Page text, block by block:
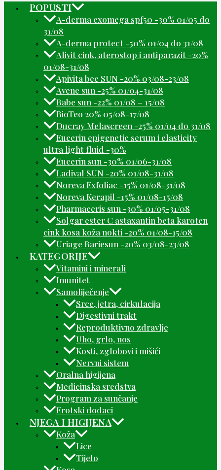
POPUSTI
A-derma exomega spf50 -30% 01/05 do
31/08
A-derma protect -50% 01/04 do 31/08
Alivit cink, aterostop i antiparazit -20%
01/08-31/08
Apivita bee SUN -20% 03/08-23/08
Avene sun -25% 01/04-31/08
Babe sun -22% 01/08 – 15/08
BioTeo 20% 05/08-17/08
Ducray Melascreen -25% 01/04 do 31/08
Eucerin epigenetic serum i elasticity
ultra light fluid -30%
Eucerin sun -30% 01/06-31/08
Ladival SUN -20% 01/08-31/08
Noreva Exfoliac -15% 01/08-31/08
Noreva Kerapil -15% 01/08-15/08
Pharmaceris sun -30% 01/05-31/08
Solgar ester C astaxantin beta karoten
cink kosa koža nokti -20% 01/08-15/08
Uriage Bariesun -20% 03/08-23/08
KATEGORIJE
Vitamini i minerali
Imunitet
Samoliječenje
Srce, jetra, cirkulacija
Digestivni trakt
Reproduktivno zdravlje
Uho, grlo, nos
Kosti, zglobovi i mišići
Nervni sistem
Oralna higijena
Medicinska sredstva
Program za sunčanje
Erotski dodaci
NJEGA I HIGIJENA
Koža
Lice
Tijelo